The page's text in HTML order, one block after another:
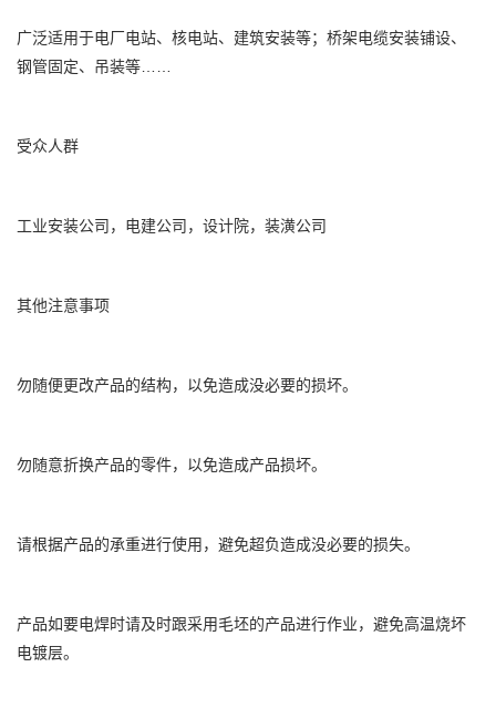
广泛适用于电厂电站、核电站、建筑安装等；桥架电缆安装铺设、
钢管固定、吊装等……
受众人群
工业安装公司，电建公司，设计院，装潢公司
其他注意事项
勿随便更改产品的结构，以免造成没必要的损坏。
勿随意折换产品的零件，以免造成产品损坏。
请根据产品的承重进行使用，避免超负造成没必要的损失。
产品如要电焊时请及时跟采用毛坯的产品进行作业，避免高温烧坏
电镀层。